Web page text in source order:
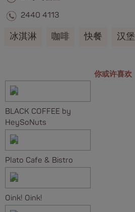
2440 4113
冰淇淋 咖啡 快餐 汉堡
你或许喜欢
BLACK COFFEE by
HeySoNuts
Plato Cafe & Bistro
Oink! Oink!